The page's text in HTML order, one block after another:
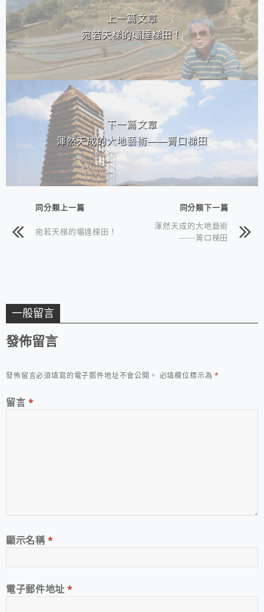
上一篇文章
宛若天梯的壩達梯田！
下一篇文章
渾然天成的大地藝術——箐口梯田
同分類上一篇
宛若天梯的壩達梯田！
同分類下一篇
渾然天成的大地藝術
——箐口梯田
一般留言
發佈留言
發佈留言必須填寫的電子郵件地址不會公開。 必填欄位標示為*
留言 *
顯示名稱*
電子郵件地址*